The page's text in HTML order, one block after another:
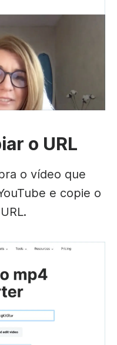
o URL
o vídeo que
e copie o